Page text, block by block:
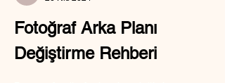
Fotoğraf Arka Planı
Değiştirme Rehberi